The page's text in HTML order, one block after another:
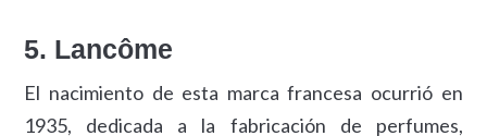
5. Lancôme
El nacimiento de esta marca francesa ocurrió en
1935, dedicada a la fabricación de perfumes,